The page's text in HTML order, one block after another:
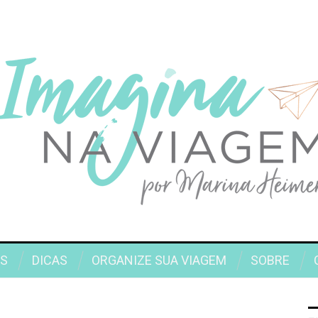
DICAS ORGANIZE SUA VIAGEM SOBRE